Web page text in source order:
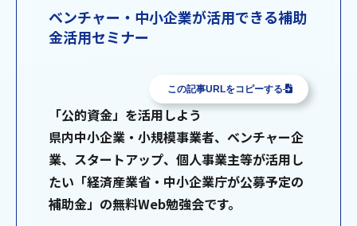
ベンチャー・中小企業が活用できる補助
金活用セミナー
この記事URLをコピーする
「公的資金」を活用しよう
県内中小企業・小規模事業者、ベンチャー企
業、スタートアップ、個人事業主等が活用し
たい「経済産業省・中小企業庁が公募予定の
補助金」の無料Web勉強会です。